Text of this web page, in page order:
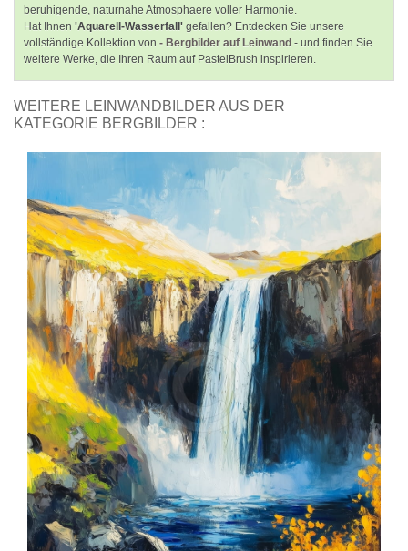
beruhigende, naturnahe Atmosphaere voller Harmonie.
Hat Ihnen 'Aquarell-Wasserfall' gefallen? Entdecken Sie unsere
vollständige Kollektion von - Bergbilder auf Leinwand - und finden Sie
weitere Werke, die Ihren Raum auf PastelBrush inspirieren.
WEITERE LEINWANDBILDER AUS DER
KATEGORIE BERGBILDER :